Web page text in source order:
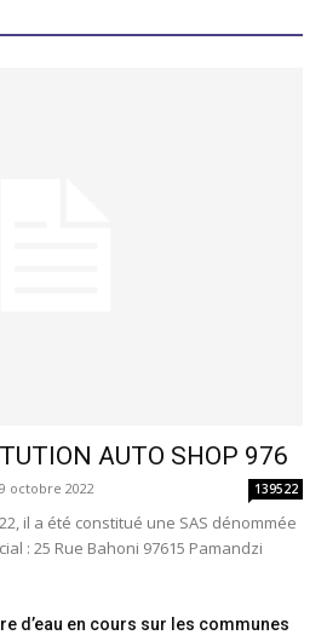
AUTO SHOP 976
octobre 2022 139522
il a été constitué une SAS dénommée
: 25 Rue Bahoni 97615 Pamandzi
d’eau en cours sur les communes